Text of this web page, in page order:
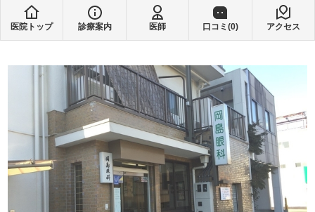
医院トップ 診療案内 医師 口コミ(0) アクセス